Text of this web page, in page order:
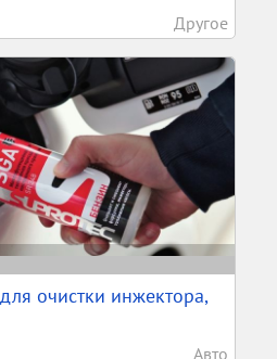
Другое
очистки инжектора,
Авто